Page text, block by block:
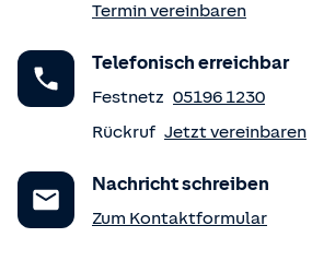
Termin vereinbaren
Telefonisch erreichbar
Festnetz 05196 1230
Rückruf Jetzt vereinbaren
Nachricht schreiben
Zum Kontaktformular